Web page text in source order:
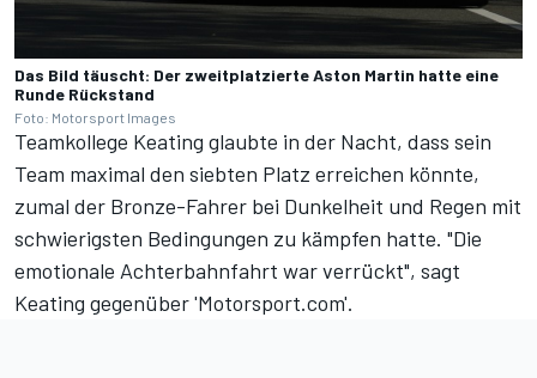
Das Bild täuscht: Der zweitplatzierte Aston Martin hatte eine
Runde Rückstand
Foto: Motorsport Images
Teamkollege Keating glaubte in der Nacht, dass sein
Team maximal den siebten Platz erreichen könnte,
zumal der Bronze-Fahrer bei Dunkelheit und Regen mit
schwierigsten Bedingungen zu kämpfen hatte. "Die
emotionale Achterbahnfahrt war verrückt", sagt
Keating gegenüber 'Motorsport.com'.